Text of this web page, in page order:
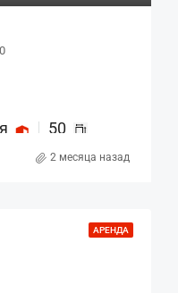
50
2 месяца назад
АРЕНДА